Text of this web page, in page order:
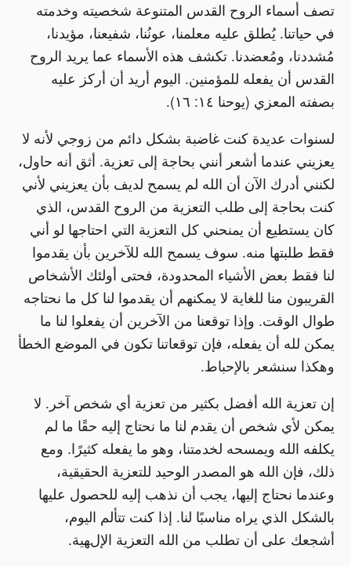
تصف أسماء الروح القدس المتنوعة شخصيته وخدمته
في حياتنا. يُطلق عليه معلمنا، عونُنا، شفيعنا، مؤيدنا،
مُشددنا، ومُعضدنا. تكشف هذه الأسماء عما يريد الروح
القدس أن يفعله للمؤمنين. اليوم أريد أن أركز عليه
بصفته المعزي (يوحنا ١٤: ١٦).
لسنوات عديدة كنت غاضبة بشكل دائم من زوجي لأنه لا
يعزيني عندما أشعر أنني بحاجة إلى تعزية. أثق أنه حاول،
لكنني أدرك الآن أن الله لم يسمح لديف بأن يعزيني لأني
كنت بحاجة إلى طلب التعزية من الروح القدس، الذي
كان يستطيع أن يمنحني كل التعزية التي احتاجها لو أني
فقط طلبتها منه. سوف يسمح الله للآخرين بأن يقدموا
لنا فقط بعض الأشياء المحدودة، فحتى أولئك الأشخاص
القريبون منا للغاية لا يمكنهم أن يقدموا لنا كل ما نحتاجه
طوال الوقت. وإذا توقعنا من الآخرين أن يفعلوا لنا ما
يمكن لله أن يفعله، فإن توقعاتنا تكون في الموضع الخطأ
وهكذا سنشعر بالإحباط.
إن تعزية الله أفضل بكثير من تعزية أي شخص آخر. لا
يمكن لأي شخص أن يقدم لنا ما نحتاج إليه حقًا ما لم
يكلفه الله ويمسحه لخدمتنا، وهو ما يفعله كثيرًا. ومع
ذلك، فإن الله هو المصدر الوحيد للتعزية الحقيقية،
وعندما نحتاج إليها، يجب أن نذهب إليه للحصول عليها
بالشكل الذي يراه مناسبًا لنا. إذا كنت تتألم اليوم،
أشجعك على أن تطلب من الله التعزية الإلهية.